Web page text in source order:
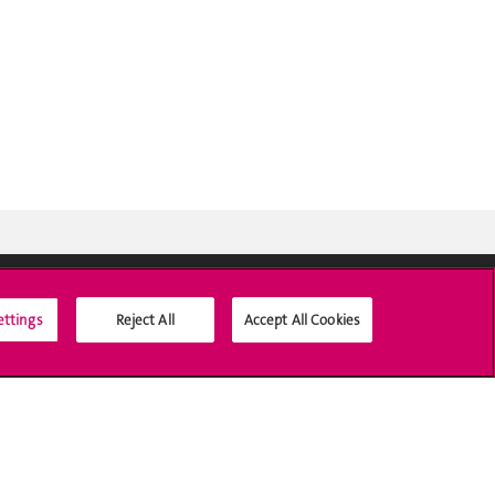
Médias sociaux UNIGE
Reject All Accept All Cookies